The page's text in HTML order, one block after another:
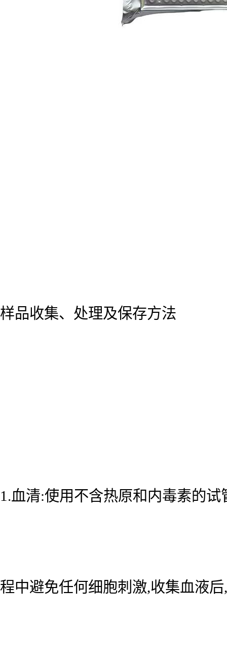
样品收集、处理及保存方法
1.血清:使用不含热原和内毒素的试
程中避免任何细胞刺激,收集血液